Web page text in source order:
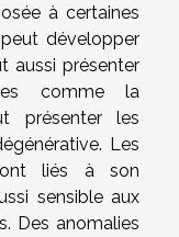
à certaines
développer
aussi présenter
comme la
présenter les
Les
liés à son
sensible aux
Des anomalies